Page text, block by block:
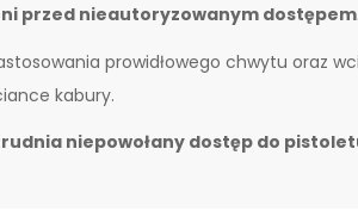
przed nieautoryzowanym dostępem
prowidłowego chwytu oraz
kabury.
niepowołany dostęp do